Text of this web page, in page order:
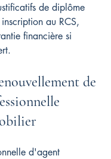
de diplôme
au RCS,
financière si
de
d'agent